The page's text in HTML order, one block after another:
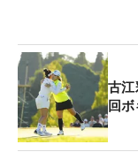
め切れず、互い
ル目では20メー
たり「私も十何
と思って打って
ドキッとしまし
古
回